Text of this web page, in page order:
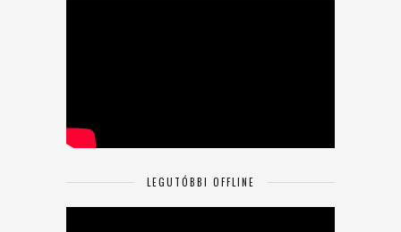
LEGUTÓBBI OFFLINE